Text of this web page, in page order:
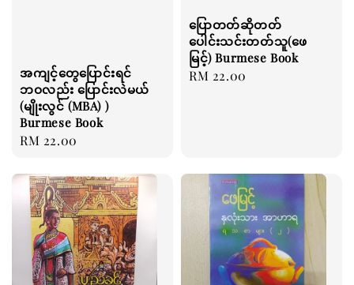
အကျင့်တွေပြောင်းရင်
ဘဝလည်း ပြောင်းလဲမယ်
(မျိုးလွင် (MBA) )
Burmese Book
Regular
RM 22.00
ပြောတတ်ဆိုတတ်
ပေါင်းသင်းတတ်သူ(ဖေ
မြင့်) Burmese Book
Regular
RM 22.00